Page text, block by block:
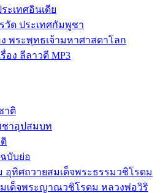
ะเทศอินเดีย
วัด ประเทศกัมพูชา
ง พระพุทธเจ้ามหาศาสดาโลก
อง ลีลาวดี MP3
าติ
ชาอุปสมบท
บับย่อ
ทิศถวายสมเด็จพระธรรมวชิโรดม
เด็จพระญาณวชิโรดม หลวงพ่อวิริ